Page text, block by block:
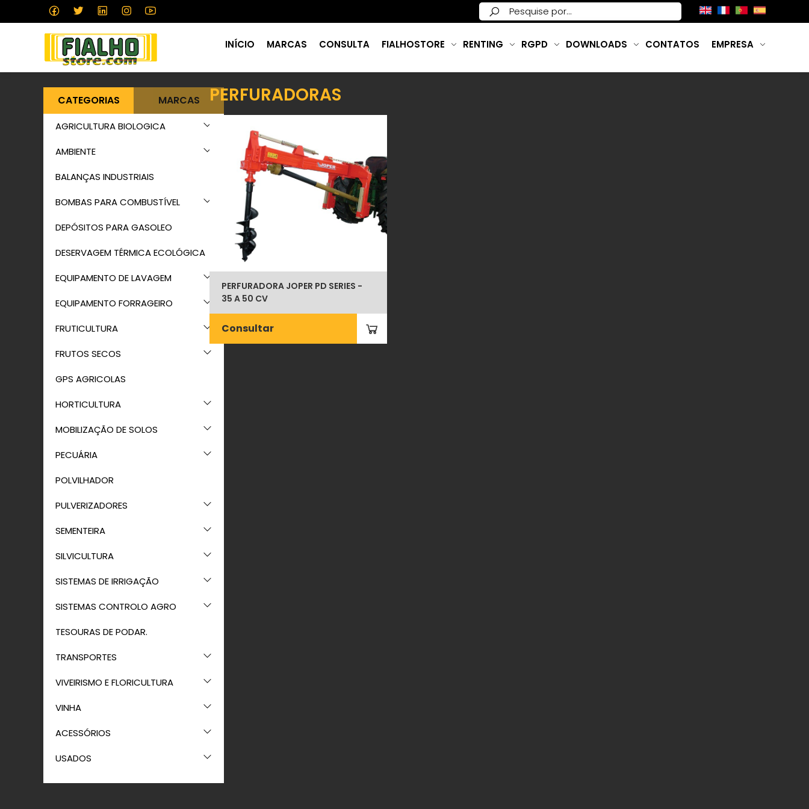
INÍCIO MARCAS CONSULTA FIALHOSTORE RENTING RGPD DOWNLOADS CONTATOS EMPRESA
CATEGORIAS MARCAS
AGRICULTURA BIOLOGICA
AMBIENTE
BALANÇAS INDUSTRIAIS
BOMBAS PARA COMBUSTÍVEL
DEPÓSITOS PARA GASOLEO
DESERVAGEM TÉRMICA ECOLÓGICA
EQUIPAMENTO DE LAVAGEM
EQUIPAMENTO FORRAGEIRO
FRUTICULTURA
FRUTOS SECOS
GPS AGRICOLAS
HORTICULTURA
MOBILIZAÇÃO DE SOLOS
PECUÁRIA
POLVILHADOR
PULVERIZADORES
SEMENTEIRA
SILVICULTURA
SISTEMAS DE IRRIGAÇÃO
SISTEMAS CONTROLO AGRO
TESOURAS DE PODAR.
TRANSPORTES
VIVEIRISMO E FLORICULTURA
VINHA
ACESSÓRIOS
USADOS
PERFURADORAS
PERFURADORA JOPER PD SERIES -
35 A 50 CV
Consultar